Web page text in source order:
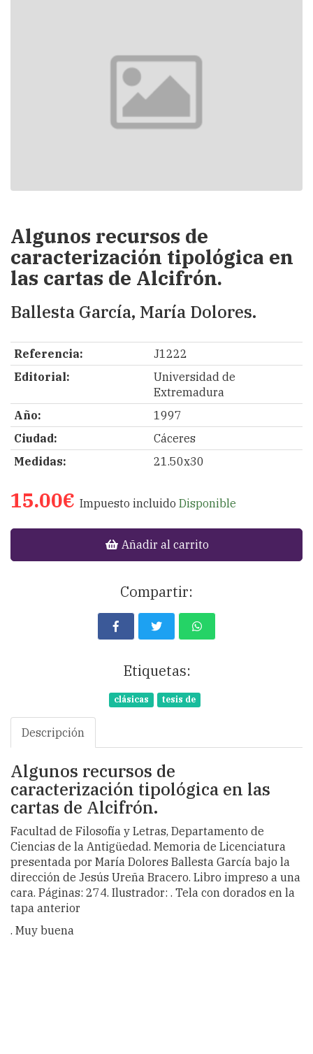
Algunos recursos de
caracterización tipológica en
las cartas de Alcifrón.
Ballesta García, María Dolores.
Referencia:
J1222
Editorial:
Universidad de
Extremadura
Año:
1997
Ciudad:
Cáceres
Medidas:
21.50x30
15.00€ Impuesto incluido Disponible
Añadir al carrito
Compartir:
Etiquetas:
clásicas tesis de
Descripción
Algunos recursos de
caracterización tipológica en las
cartas de Alcifrón.
Facultad de Filosofía y Letras, Departamento de
Ciencias de la Antigüedad. Memoria de Licenciatura
presentada por María Dolores Ballesta García bajo la
dirección de Jesús Ureña Bracero. Libro impreso a una
cara. Páginas: 274. Ilustrador: . Tela con dorados en la
tapa anterior
. Muy buena